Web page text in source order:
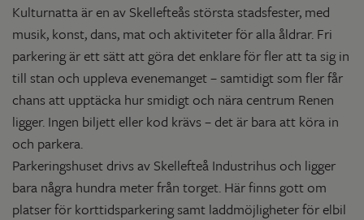
Kulturnatta är en av Skellefteås största stadsfester, med
musik, konst, dans, mat och aktiviteter för alla åldrar. Fri
parkering är ett sätt att göra det enklare för fler att ta sig in
till stan och uppleva evenemanget – samtidigt som fler får
chans att upptäcka hur smidigt och nära centrum Renen
ligger. Ingen biljett eller kod krävs – det är bara att köra in
och parkera.
Parkeringshuset drivs av Skellefteå Industrihus och ligger
bara några hundra meter från torget. Här finns gott om
platser för korttidsparkering samt laddmöjligheter för elbil